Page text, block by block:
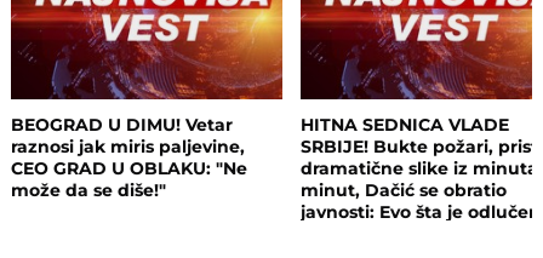
BEOGRAD U DIMU! Vetar
raznosi jak miris paljevine,
CEO GRAD U OBLAKU: "Ne
može da se diše!"
HITNA SEDNICA VLADE
SRBIJE! Bukte požari,
dramatične slike iz minuta
minut, Dačić se obratio
javnosti: Evo šta je